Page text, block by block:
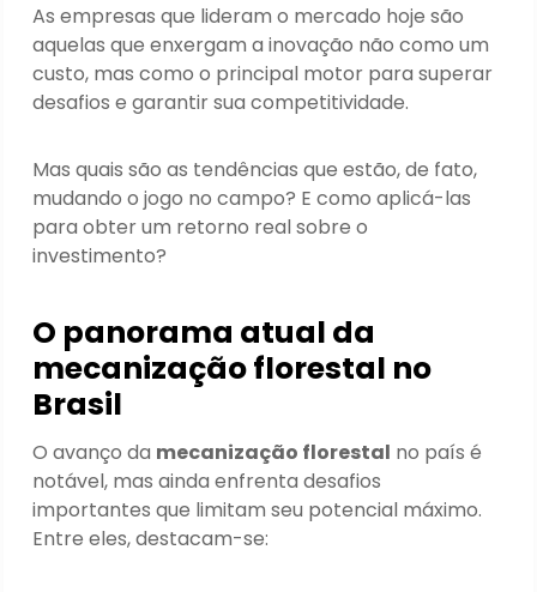
As empresas que lideram o mercado hoje são
aquelas que enxergam a inovação não como um
custo, mas como o principal motor para superar
desafios e garantir sua competitividade.
Mas quais são as tendências que estão, de fato,
mudando o jogo no campo? E como aplicá-las
para obter um retorno real sobre o
investimento?
O panorama atual da
mecanização florestal no
Brasil
O avanço da mecanização florestal no país é
notável, mas ainda enfrenta desafios
importantes que limitam seu potencial máximo.
Entre eles, destacam-se: